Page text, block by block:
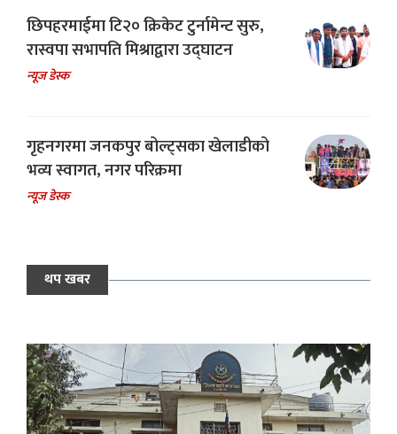
छिपहरमाईमा टि२० क्रिकेट टुर्नामेन्ट सुरु,
रास्वपा सभापति मिश्राद्वारा उद्घाटन
न्यूज डेस्क
गृहनगरमा जनकपुर बोल्ट्सका खेलाडीको
भव्य स्वागत, नगर परिक्रमा
न्यूज डेस्क
थप खबर